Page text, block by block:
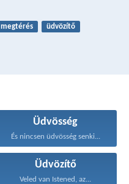
megtérés üdvözítő
Üdvösség
És nincsen üdvösség senki...
Üdvözítő
Veled van Istened, az...